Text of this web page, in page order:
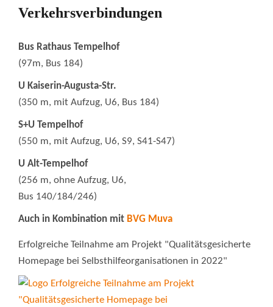
Verkehrsverbindungen
Bus Rathaus Tempelhof
(97m, Bus 184)
U Kaiserin-Augusta-Str.
(350 m, mit Aufzug, U6, Bus 184)
S+U Tempelhof
(550 m, mit Aufzug, U6, S9, S41-S47)
U Alt-Tempelhof
(256 m, ohne Aufzug, U6,
Bus 140/184/246)
Auch in Kombination mit BVG Muva
Erfolgreiche Teilnahme am Projekt "Qualitätsgesicherte
Homepage bei Selbsthilfeorganisationen in 2022"